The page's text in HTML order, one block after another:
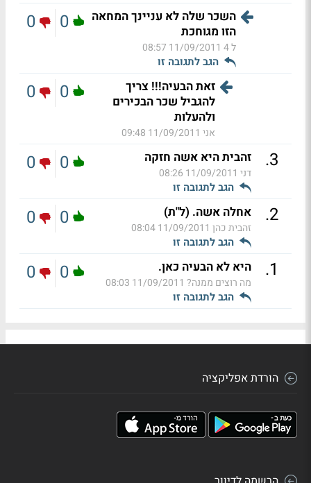
השכר שלה לא עניינך המחאה
הזו מגוחכת
ל 4 11/09/2011 08:57
הגב לתגובה זו
0
0
זאת הבעיה!!! צריך
להגביל שכר הבכירים
ולהעלות
אני 11/09/2011 09:48
0
0
3
. זהבית היא אשה חזקה
דני 11/09/2011 08:26
הגב לתגובה זו
0
0
2
. אחלה אשה. (ל"ת)
זהבית כהן 11/09/2011 08:04
הגב לתגובה זו
0
0
1
. היא לא הבעיה כאן.
מה רוצים ממנה? 11/09/2011 08:03
הגב לתגובה זו
0
0
הורדת אפליקציה